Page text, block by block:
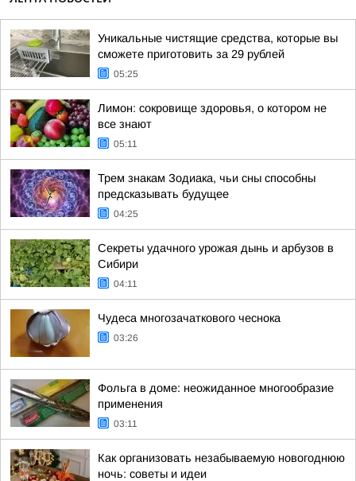
Уникальные чистящие средства, которые вы
сможете приготовить за 29 рублей
05:25
Лимон: сокровище здоровья, о котором не
все знают
05:11
Трем знакам Зодиака, чьи сны способны
предсказывать будущее
04:25
Секреты удачного урожая дынь и арбузов в
Сибири
04:11
Чудеса многозачаткового чеснока
03:26
Фольга в доме: неожиданное многообразие
применения
03:11
Как организовать незабываемую новогоднюю
ночь: советы и идеи